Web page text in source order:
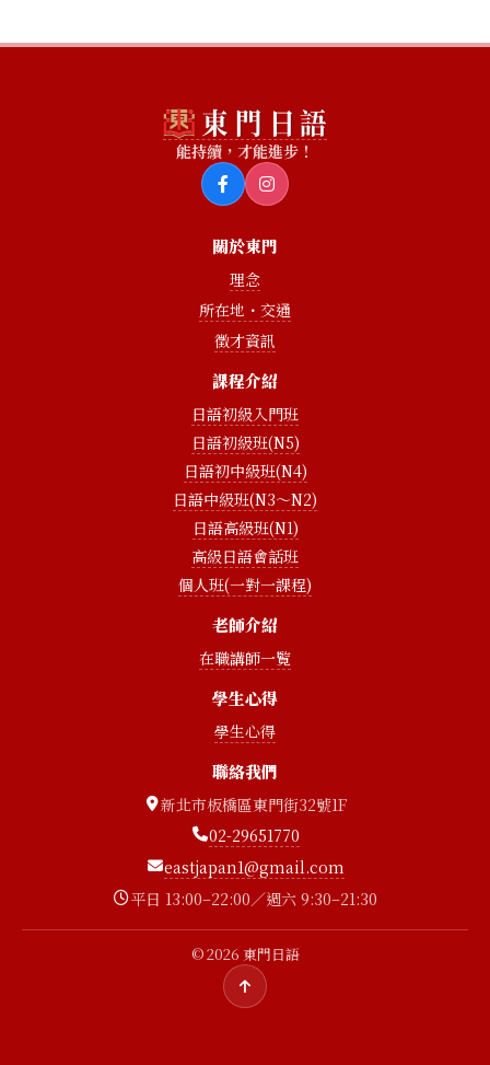
能持續，才能進步！
關於東門
理念
所在地・交通
徵才資訊
課程介紹
日語初級入門班
日語初級班(N5)
日語初中級班(N4)
日語中級班(N3〜N2)
日語高級班(N1)
高級日語會話班
個人班(一對一課程)
老師介紹
在職講師一覧
學生心得
學生心得
聯絡我們
新北市板橋區東門街32號1F
02-29651770
eastjapan1@gmail.com
平日 13:00–22:00／週六 9:30–21:30
© 2026 東門日語